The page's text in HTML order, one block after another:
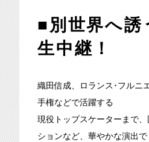
■別世界へ誘
生中継！
織田信成、ロランス･フルニ
手権などで活躍する
現役トップスケーターまで
ションなど、華やかな演出で